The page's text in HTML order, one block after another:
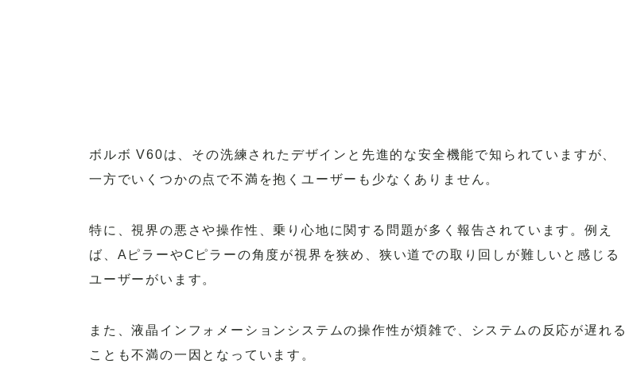
ボルボ V60は、その洗練されたデザインと先進的な安全機能で知られていますが、
一方でいくつかの点で不満を抱くユーザーも少なくありません。
特に、視界の悪さや操作性、乗り心地に関する問題が多く報告されています。例え
ば、AピラーやCピラーの角度が視界を狭め、狭い道での取り回しが難しいと感じる
ユーザーがいます。
また、液晶インフォメーションシステムの操作性が煩雑で、システムの反応が遅れる
ことも不満の一因となっています。